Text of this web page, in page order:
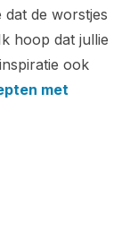
de worstjes
hoop dat jullie
ook
met